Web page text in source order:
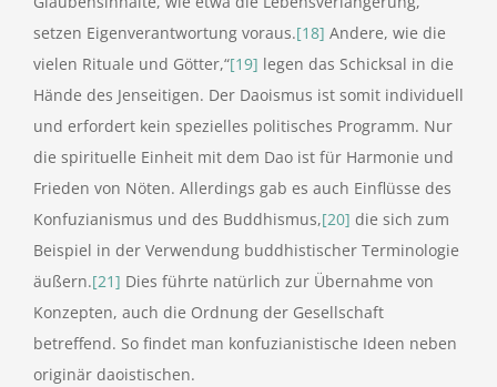
setzen Eigenverantwortung voraus.[18] Andere, wie die
vielen Rituale und Götter,“[19] legen das Schicksal in die
Hände des Jenseitigen. Der Daoismus ist somit individuell
und erfordert kein spezielles politisches Programm. Nur
die spirituelle Einheit mit dem Dao ist für Harmonie und
Frieden von Nöten. Allerdings gab es auch Einflüsse des
Konfuzianismus und des Buddhismus,[20] die sich zum
Beispiel in der Verwendung buddhistischer Terminologie
äußern.[21] Dies führte natürlich zur Übernahme von
Konzepten, auch die Ordnung der Gesellschaft
betreffend. So findet man konfuzianistische Ideen neben
originär daoistischen.